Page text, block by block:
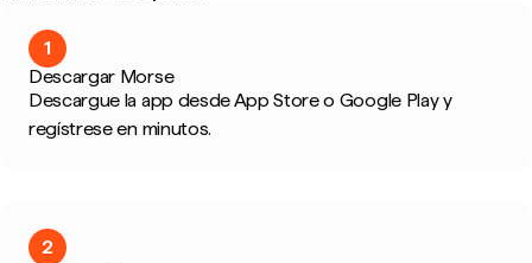
1
Descargar Morse
Descargue la app desde App Store o Google Play y
regístrese en minutos.
2